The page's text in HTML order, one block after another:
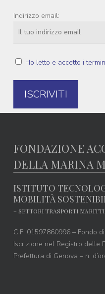
Indirizzo email:
Ho letto e accetto i
FONDAZIONE
DELLA MARINA
ISTITUTO
MOBILITÀ
– SETTORI TRASPORTI
C.F. 01597860996 – Fondo
Iscrizione nel Registro delle
Prefettura di Genova – n.